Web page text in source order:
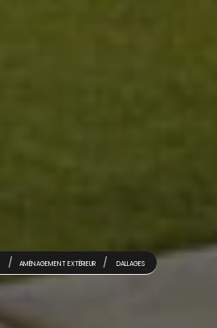
AMÉNAGEMENT EXTÉRIEUR DALLAGES